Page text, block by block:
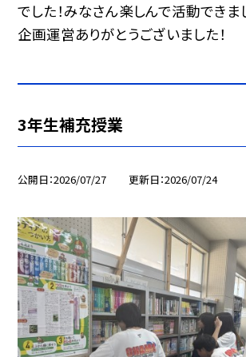
でした！みなさん楽しんで活動できま
企画運営ありがとうございました！
3年生補充授業
公開日 2026/07/27 更新日 2026/07/24